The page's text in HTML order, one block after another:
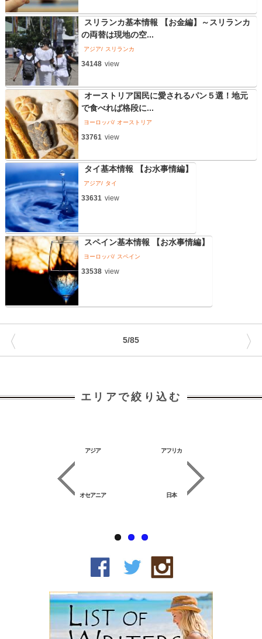
スリランカ基本情報 【お金編】～スリランカ
の両替は現地の空...
アジア スリランカ
34148 view
オーストリア国民に愛されるパン５選！地元
で食べれば格段に...
ヨーロッパ オーストリア
33761 view
タイ基本情報 【お水事情編】
アジア タイ
33631 view
スペイン基本情報 【お水事情編】
ヨーロッパ スペイン
33538 view
5/85
〈 〉
エリアで絞り込む
アジア アフリカ
オセアニア 日本